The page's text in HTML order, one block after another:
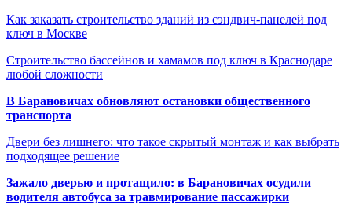
Как заказать строительство зданий из сэндвич-панелей под
ключ в Москве
Строительство бассейнов и хамамов под ключ в Краснодаре
любой сложности
В Барановичах обновляют остановки общественного
транспорта
Двери без лишнего: что такое скрытый монтаж и как выбрать
подходящее решение
Зажало дверью и протащило: в Барановичах осудили
водителя автобуса за травмирование пассажирки